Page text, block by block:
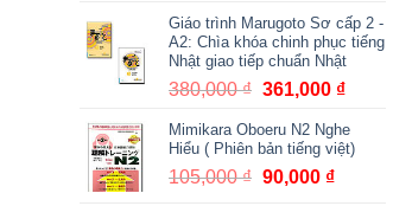
là:
170,000 ₫.
tại
là:
Giáo trình Marugoto Sơ cấp 2 -
A2: Chìa khóa chinh phục tiếng
Nhật giao tiếp chuẩn Nhật
380,000₫ Giá
là:
380,000 ₫.
361,000 ₫Giá
tại
là:
Mimikara Oboeru N2 Nghe
Hiểu ( Phiên bản tiếng việt)
105,000₫ Giá
90,000 ₫Giá